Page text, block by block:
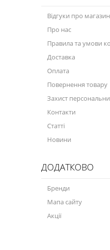
Відгуки про магазин
Про нас
Правила та умови
Доставка
Оплата
Повернення товару
Захист
Контакти
Статті
Новини
ДОДАТКОВО
Бренди
Мапа сайту
Акції